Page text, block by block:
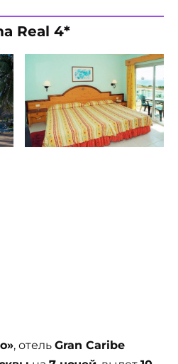
Real 4*
, отель Gran Caribe